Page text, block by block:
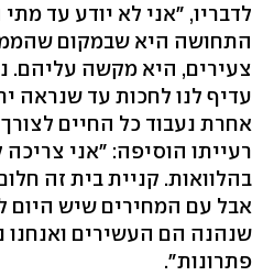
לדבריו, "אני לא יודע עד
התחושה היא שבמקום
צעירים, היא מקשה עליהם.
עדיף לנו לחכות עד שנראה
אחרת נעבוד כל החיים
רעייתו הוסיפה: "אני
בהלוואות. קניית בית זה
אבל עם המחירים שיש היום
שנהנה הם העשירים ואנחנו
פתרונות".